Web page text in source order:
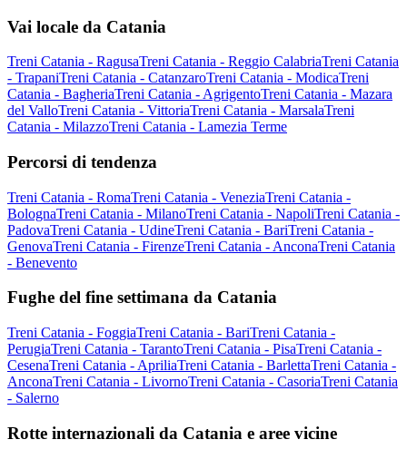
Vai locale da Catania
Treni Catania - RagusaTreni Catania - Reggio CalabriaTreni Catania
- TrapaniTreni Catania - CatanzaroTreni Catania - ModicaTreni
Catania - BagheriaTreni Catania - AgrigentoTreni Catania - Mazara
del ValloTreni Catania - VittoriaTreni Catania - MarsalaTreni
Catania - MilazzoTreni Catania - Lamezia Terme
Percorsi di tendenza
Treni Catania - RomaTreni Catania - VeneziaTreni Catania -
BolognaTreni Catania - MilanoTreni Catania - NapoliTreni Catania -
PadovaTreni Catania - UdineTreni Catania - BariTreni Catania -
GenovaTreni Catania - FirenzeTreni Catania - AnconaTreni Catania
- Benevento
Fughe del fine settimana da Catania
Treni Catania - FoggiaTreni Catania - BariTreni Catania -
PerugiaTreni Catania - TarantoTreni Catania - PisaTreni Catania -
CesenaTreni Catania - ApriliaTreni Catania - BarlettaTreni Catania -
AnconaTreni Catania - LivornoTreni Catania - CasoriaTreni Catania
- Salerno
Rotte internazionali da Catania e aree vicine